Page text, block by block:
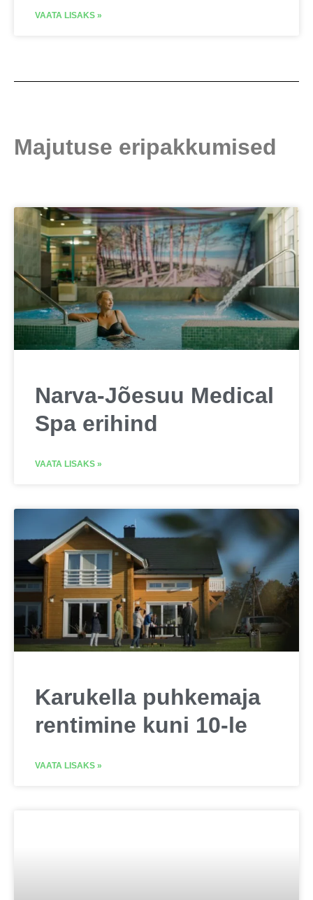
VAATA LISAKS »
Majutuse eripakkumised
Narva-Jõesuu Medical
Spa erihind
VAATA LISAKS »
Karukella puhkemaja
rentimine kuni 10-le
VAATA LISAKS »